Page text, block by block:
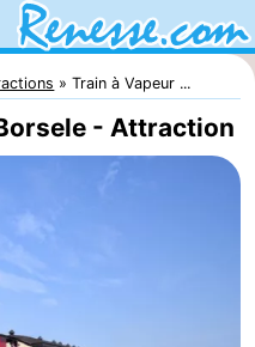
Train à Vapeur ...
- Attraction